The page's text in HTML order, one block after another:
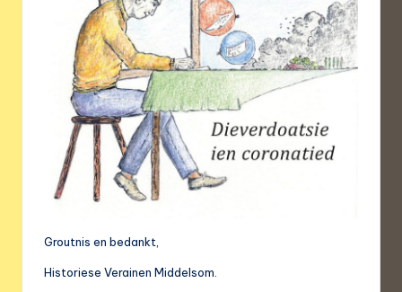
Groutnis en bedankt,
Historiese Verainen Middelsom.